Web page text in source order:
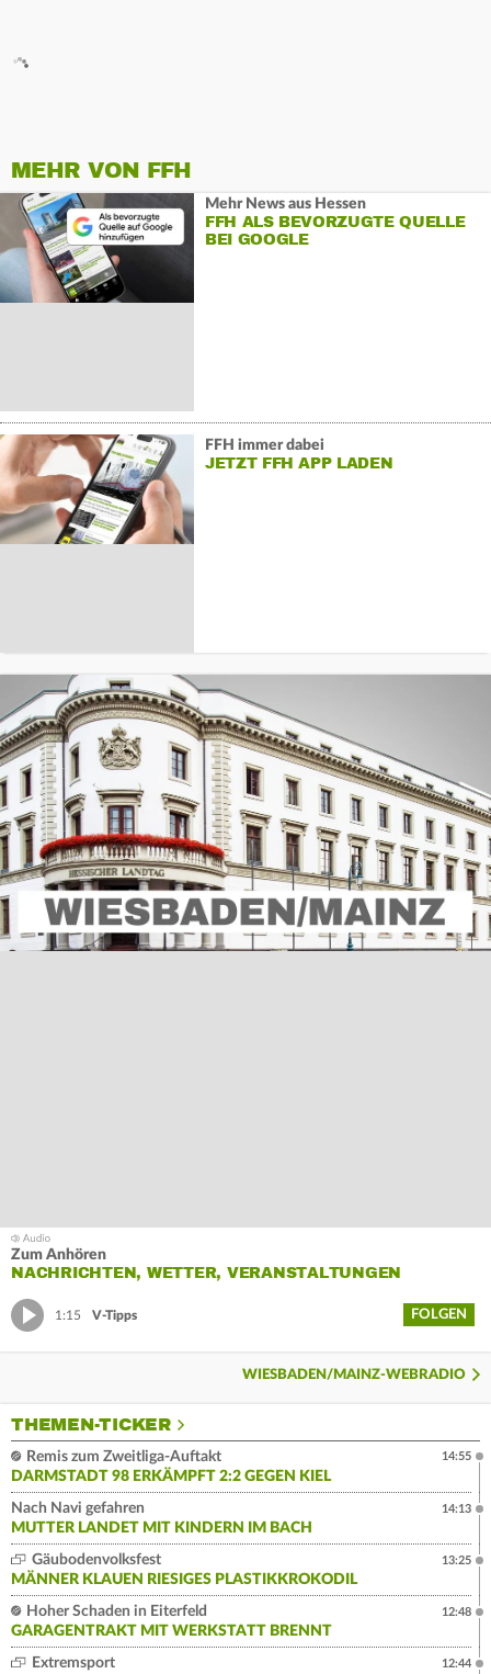
MEHR VON FFH
Mehr News aus Hessen
FFH ALS BEVORZUGTE QUELLE
BEI GOOGLE
FFH immer dabei
JETZT FFH APP LADEN
Zum Anhören
NACHRICHTEN, WETTER, VERANSTALTUNGEN
1:15 V-Tipps FOLGEN
WIESBADEN/MAINZ-WEBRADIO
THEMEN-TICKER
Remis zum Zweitliga-Auftakt
DARMSTADT 98 ERKÄMPFT 2:2 GEGEN KIEL
14:55
Nach Navi gefahren
MUTTER LANDET MIT KINDERN IM BACH
14:13
Gäubodenvolksfest
MÄNNER KLAUEN RIESIGES PLASTIKKROKODIL
13:25
Hoher Schaden in Eiterfeld
GARAGENTRAKT MIT WERKSTATT BRENNT
12:48
Extremsport
12:44